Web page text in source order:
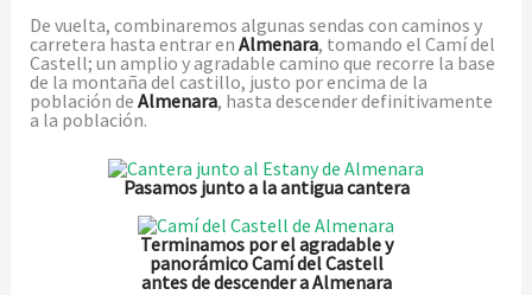
De vuelta, combinaremos algunas sendas con caminos y
carretera hasta entrar en Almenara, tomando el Camí del
Castell; un amplio y agradable camino que recorre la base
de la montaña del castillo, justo por encima de la
población de Almenara, hasta descender definitivamente
a la población.
Pasamos junto a la antigua cantera
Terminamos por el agradable y
panorámico Camí del Castell
antes de descender a Almenara